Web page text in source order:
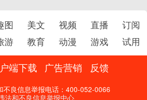
图 美文 视频 直播
订阅
游 教育 动漫 游戏 试用
端下载 广告营销 反馈
不良信息举报电话：400-052-0066
法和不良信息举报中心